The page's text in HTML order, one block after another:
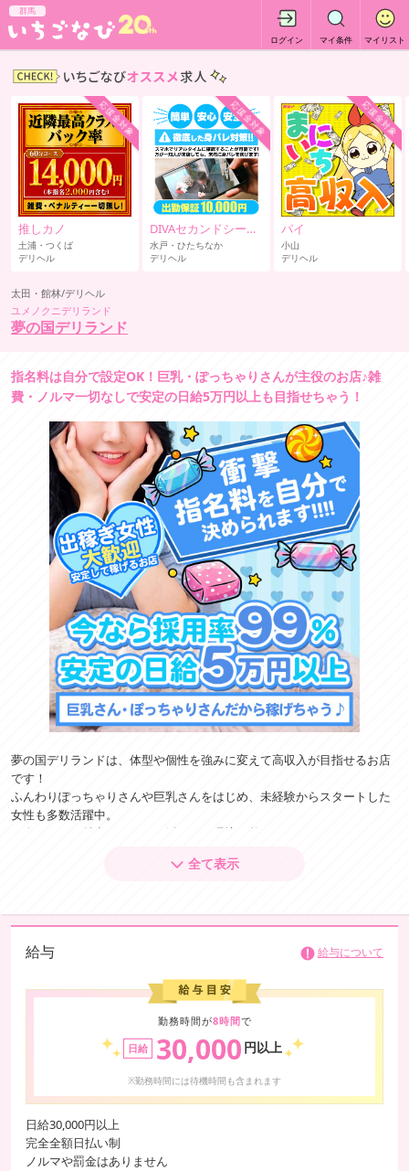
群馬
ログイン マイ条件 マイリスト
応援金対象
推しカノ
土浦・つくば
デリヘル
応援金対象
DIVAセカンドシーズン
水戸・ひたちなか
デリヘル
応援金対象
パイ
小山
デリヘル
太田・館林/デリヘル
ユメノクニデリランド
夢の国デリランド
指名料は自分で設定OK！巨乳・ぽっちゃりさんが主役のお店♪雑
費・ノルマ一切なしで安定の日給5万円以上も目指せちゃう！
夢の国デリランドは、体型や個性を強みに変えて高収入が目指せるお店
です！
ふんわりぽっちゃりさんや巨乳さんをはじめ、未経験からスタートした
女性も多数活躍中。
一人ひとりの魅力をしっかり活かせる環境が整っています。
一番の魅力は「指名料を自分で決められる」独自のシステム！
頑張った分をそのままその日にお持ち帰りいただけます♪
もちろんノルマや罰金、時間拘束、無理なサービスのお願いなども一切
出勤スタイルも自由で、個室待機はもちろん、自宅待機でののんびり勤
務や短期の出稼ぎも大歓迎！
お子様がいる方には託児所の紹介サポートもご用意しています。
も安心してお仕事デビューが可能です。
分からないことや不安なことがあれば、いつでも気軽にお問い合わせく
ださい。
優しいスタッフが親切丁寧にフォローいたします！あなたからのご応募
を心よりお待ちしております♪
全て表示
給与 給与について
勤務時間が8時間で
日給 30,000 円以上
※勤務時間には待機時間も含まれます
日給30,000円以上
完全全額日払い制
ノルマや罰金はありません